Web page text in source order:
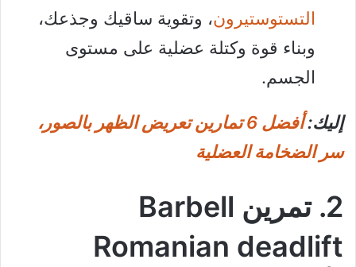
التستوستيرون، وتقوية ساقيك وجذعك،
وبناء قوة وكتلة عضلية على مستوى
الجسم.
إليك:
أفضل 6 تمارين تعريض الظهر بالصور،
سر الضخامة العضلية
2. تمرين Barbell
Romanian deadlift